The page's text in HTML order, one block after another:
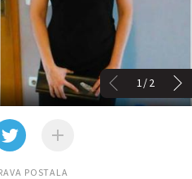
1/2
POSTALA